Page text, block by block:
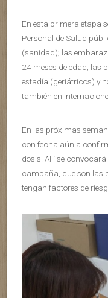
En esta primera etapa
Personal de Salud
(sanidad); las
24 meses de edad; las
estadía (geriátricos) y
también en
En las próximas
con fecha aún a
dosis. Allí se
campaña, que son las
tengan factores de